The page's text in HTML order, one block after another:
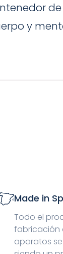
y
Made in
Todo el
fabricación
aparatos